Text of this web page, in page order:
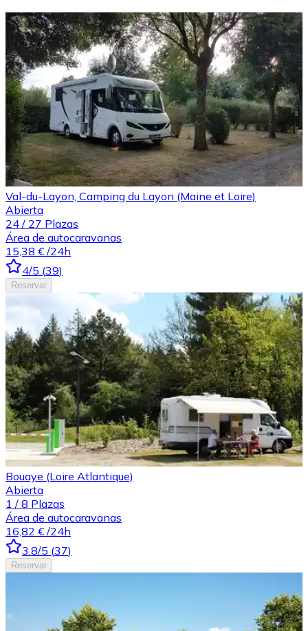
Val-du-Layon, Camping du Layon (Maine et Loire)
Abierta
24 / 27 Plazas
Área de autocaravanas
15,38 € /24h
4/5 (39)
Reservar
Bouaye (Loire Atlantique)
Abierta
1 / 8 Plazas
Área de autocaravanas
16,82 € /24h
3.8/5 (37)
Reservar